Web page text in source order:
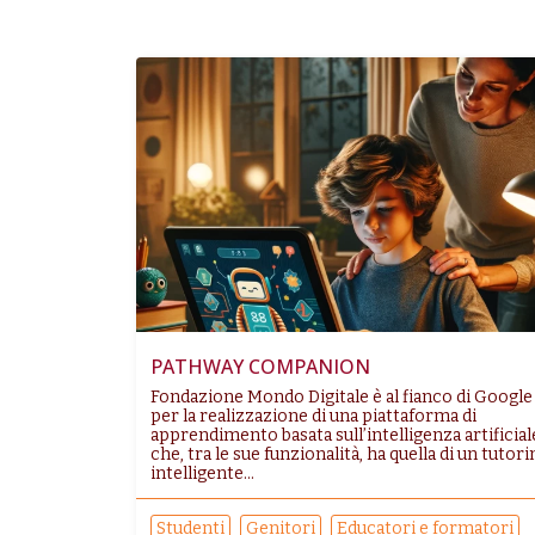
PATHWAY COMPANION
Fondazione Mondo Digitale è al fianco di Google
per la realizzazione di una piattaforma di
apprendimento basata sull’intelligenza
che, tra le sue funzionalità, ha quella di un
intelligente...
Studenti Genitori Educatori e formatori